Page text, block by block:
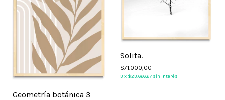
Geometría botánica 3
Solita.
$71.000,00
3 x $23.666,67 sin interés